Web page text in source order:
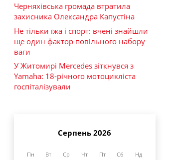
Черняхівська громада втратила
захисника Олександра Капустіна
Не тільки їжа і спорт: вчені знайшли
ще один фактор повільного набору
ваги
У Житомирі Mercedes зіткнувся з
Yamaha: 18-річного мотоцикліста
госпіталізували
Серпень 2026
Пн Вт Ср Чт Пт Сб Нд